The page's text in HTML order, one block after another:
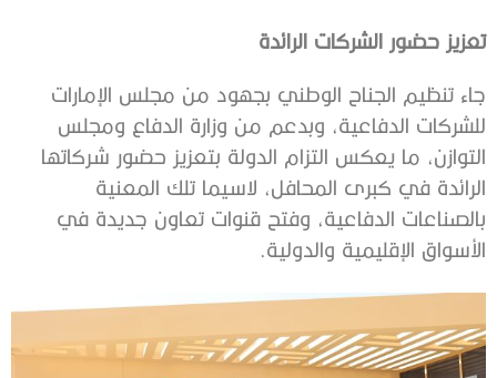
تعزيز حضور الشركات الرائدة
جاء تنظيم الجناح الوطني بجهود من مجلس الإمارات
للشركات الدفاعية، وبدعم من وزارة الدفاع ومجلس
التوازن، ما يعكس التزام الدولة بتعزيز حضور شركاتها
الرائدة في كبرى المحافل، لاسيما تلك المعنية
بالصناعات الدفاعية، وفتح قنوات تعاون جديدة في
الأسواق الإقليمية والدولية.